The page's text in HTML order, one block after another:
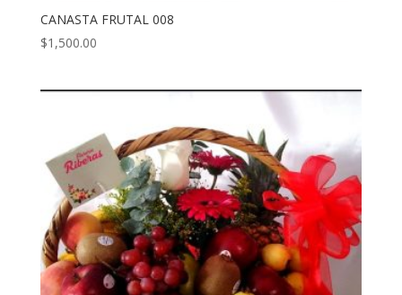
CANASTA FRUTAL 008
$1,500.00